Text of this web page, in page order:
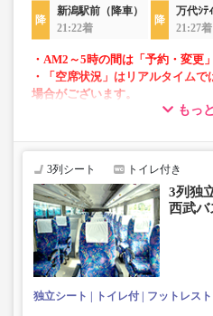
新潟駅前（降車）
21:22着
万代ｼﾃ
21:27着
・AM2～5時の間は「予約・変更
・「空席状況」はリアルタイム
場合がございます。
・車両は予告なく変更となる場合
じめご了承ください。
・3列シートでゆったり快適な
・フリーWi-Fiが利用可能。※車
・車内トイレ完備で長旅でも
す。
・座席にコンセント・USB設
・車内は常時換気し、清掃・除
もっ
3列シート トイレ付き
3列独
西武バ
独立シート トイレ付 フットレスト